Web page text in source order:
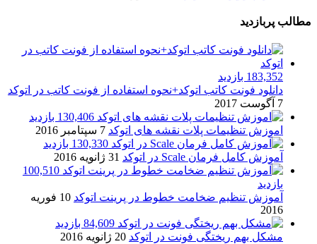
مطالب پربازدید
183,352 بازدید
دانلود فونت کاتب اتوکد+نحوه استفاده از فونت کاتب در اتوکد
7 آگوست 2017
130,406 بازدید
اموزش تنظیمات پلات نقشه های اتوکد 7 سپتامبر 2016
130,330 بازدید
آموزش کامل فرمان Scale در اتوکد
31 ژانویه 2016
100,510
بازدید
آموزش تنظیم ضخامت خطوط در پرینت اتوکد
10 فوریه
2016
84,609 بازدید
مشکل بهم ریختگی فونت در اتوکد 20 ژانویه 2016